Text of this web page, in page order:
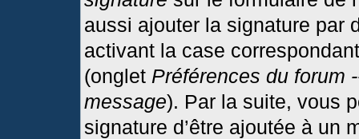
aussi ajouter la signature par
activant la case
(onglet Préférences du forum
message). Par la suite, vous
signature d’être ajoutée à un